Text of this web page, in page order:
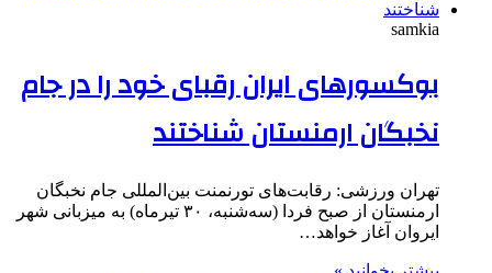
samkia
بوکسورهای ایران رقبای خود را در جام
نخبگان ارمنستان شناختند
تهران ورزشی: رقابت‌های تورنمنت بین‌المللی جام نخبگان
ارمنستان از صبح فردا (سه‌شنبه، ۳۰ تیرماه) به میزبانی شهر
ایروان آغاز خواهد…